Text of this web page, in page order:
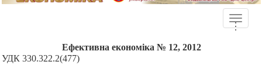
Toggle
...
Ефективна економіка № 12, 2012
УДК 330.322.2(477)